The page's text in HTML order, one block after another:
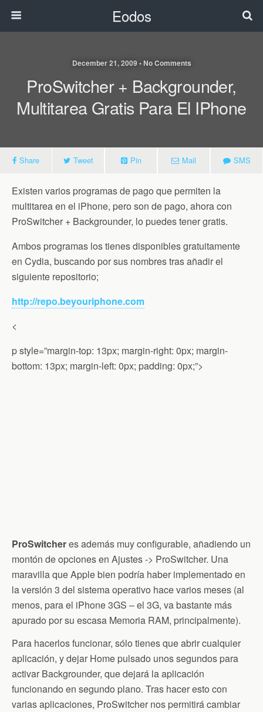
Eodos
December 21, 2009 • No Comments
ProSwitcher + Backgrounder,
Multitarea Gratis Para El IPhone
Share Tweet Pin Mail SMS
Existen varios programas de pago que permiten la
multitarea en el iPhone, pero son de pago, ahora con
ProSwitcher + Backgrounder, lo puedes tener gratis.
Ambos programas los tienes disponibles gratuitamente
en Cydia, buscando por sus nombres tras añadir el
siguiente repositorio;
http://repo.beyouriphone.com
<
p style=”margin-top: 13px; margin-right: 0px; margin-
bottom: 13px; margin-left: 0px; padding: 0px;”>
ProSwitcheres además muy configurable, añadiendo un
montón de opciones en Ajustes -> ProSwitcher. Una
maravilla que Apple bien podría haber implementado en
la versión 3 del sistema operativo hace varios meses (al
menos, para el iPhone 3GS – el 3G, va bastante más
apurado por su escasa Memoria RAM, principalmente).
Para hacerlos funcionar, sólo tienes que abrir cualquier
aplicación, y dejar Home pulsado unos segundos para
activar Backgrounder, que dejará la aplicación
funcionando en segundo plano. Tras hacer esto con
varias aplicaciones, ProSwitcher nos permitirá cambiar